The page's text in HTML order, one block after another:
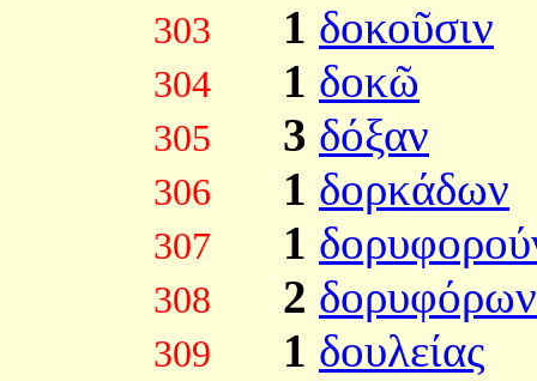
303 1 δοκοῦσιν
304 1 δοκῶ
305 3 δόξαν
306 1 δορκάδων
307 1
308 2 δορυφόρων
309 1 δουλείας